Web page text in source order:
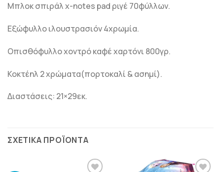
Μπλοκ σπιράλ x-notes pad ριγέ 70φύλλων.
Εξώφυλλο ιλουστρασιόν 4χρωμία.
Οπισθόφυλλο χοντρό καφέ χαρτόνι 800γρ.
Κοκτέηλ 2 χρώματα(πορτοκαλί & ασημί).
Διαστάσεις: 21×29εκ.
ΣΧΕΤΙΚΆ ΠΡΟΪΌΝΤΑ